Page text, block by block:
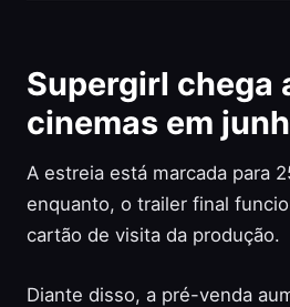
Supergirl chega
cinemas em
A estreia está marcada para
enquanto, o trailer final
cartão de visita da produção.
Diante disso, a pré-venda